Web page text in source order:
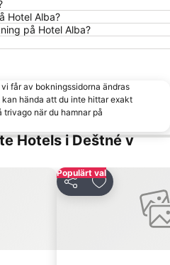
Hotel Alba?
på Hotel Alba?
får av bokningssidorna ändras
hända att du inte hittar exakt
trivago när du hamnar på
Hotels i Deštné v
Populärt val
Dela Lägg till i